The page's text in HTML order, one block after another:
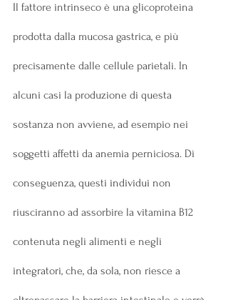
Il fattore intrinseco è una glicoproteina
prodotta dalla mucosa gastrica, e più
precisamente dalle cellule parietali. In
alcuni casi la produzione di questa
sostanza non avviene, ad esempio nei
soggetti affetti da anemia perniciosa. Di
conseguenza, questi individui non
riusciranno ad assorbire la vitamina B12
contenuta negli alimenti e negli
integratori, che, da sola, non riesce a